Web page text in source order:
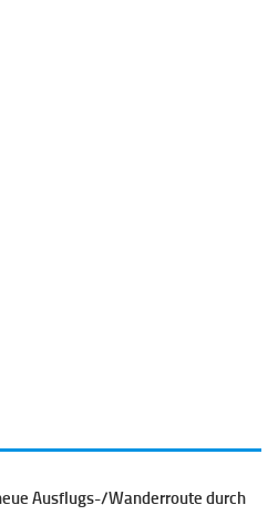
Ausflugs-/Wanderroute durch